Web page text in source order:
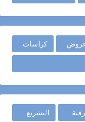
كراسات
التشريع